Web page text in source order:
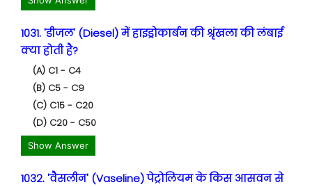
1031. 'डीजल' (Diesel) में हाइड्रोकार्बन की श्रृंखला की लंबाई
क्या होती है?
(A) C1 - C4
(B) C5 - C9
(C) C15 - C20
(D) C20 - C50
Show Answer
1032. 'वैसलीन' (Vaseline) पेट्रोलियम के किस आसवन से